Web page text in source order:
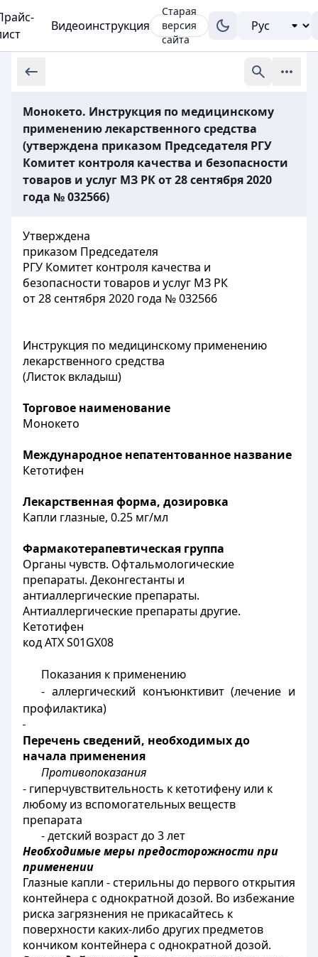
Видеоинструкция
Старая
версия
сайта
Монокето. Инструкция по медицинскому
применению лекарственного средства
(утверждена приказом Председателя РГУ
Комитет контроля качества и безопасности
товаров и услуг МЗ РК от 28 сентября 2020
года № 032566)
Утверждена
приказом Председателя
РГУ Комитет контроля качества и
безопасности товаров и услуг МЗ РК
от 28 сентября 2020 года № 032566
Инструкция по медицинскому применению
лекарственного средства
(Листок вкладыш)
Торговое наименование
Монокето
Международное непатентованное название
Кетотифен
Лекарственная форма, дозировка
Капли глазные, 0.25 мг/мл
Фармакотерапевтическая группа
Органы чувств. Офтальмологические
препараты. Деконгестанты и
антиаллергические препараты.
Антиаллергические препараты другие.
Кетотифен
код АТХ S01GX08
Показания к применению
- аллергический конъюнктивит (лечение и
профилактика)
Перечень сведений, необходимых до
начала применения
Противопоказания
- гиперчувствительность к кетотифену или к
любому из вспомогательных веществ
препарата
- детский возраст до 3 лет
Необходимые меры предосторожности при
применении
Глазные капли - стерильны до первого открытия
контейнера с однократной дозой. Во избежание
риска загрязнения не прикасайтесь к
поверхности каких-либо других предметов
кончиком контейнера с однократной дозой.